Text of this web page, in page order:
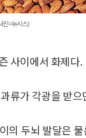
진=뉴시스)
사이에서 화제다.
류가 각광을 받
의 두뇌 발달은